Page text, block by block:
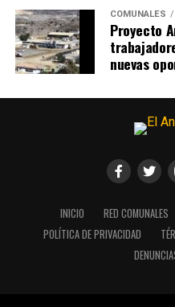
COMUNALES
Proyecto
nuevas
INICIO RED COMUNALES
POLÍTICA DE PRIVACIDAD